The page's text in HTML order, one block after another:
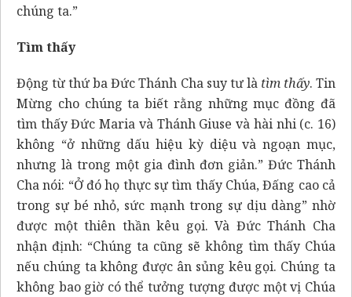
chúng ta.”
Tìm thấy
Động từ thứ ba Đức Thánh Cha suy tư là tìm thấy. Tin
Mừng cho chúng ta biết rằng những mục đồng đã
tìm thấy Đức Maria và Thánh Giuse và hài nhi (c. 16)
không “ở những dấu hiệu kỳ diệu và ngoạn mục,
nhưng là trong một gia đình đơn giản.” Đức Thánh
Cha nói: “Ở đó họ thực sự tìm thấy Chúa, Đấng cao cả
trong sự bé nhỏ, sức mạnh trong sự dịu dàng” nhờ
được một thiên thần kêu gọi. Và Đức Thánh Cha
nhận định: “Chúng ta cũng sẽ không tìm thấy Chúa
nếu chúng ta không được ân sủng kêu gọi. Chúng ta
không bao giờ có thể tưởng tượng được một vị Chúa